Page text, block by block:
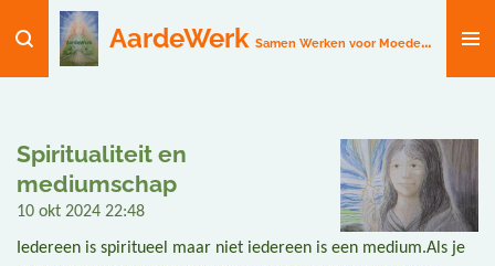
direct
naar
AardeWerk Samen Werken voor Moeder Aarde
Spiritualiteit en
mediumschap
10 okt 2024 22:48
Iedereen is spiritueel maar niet iedereen is een medium.Als je